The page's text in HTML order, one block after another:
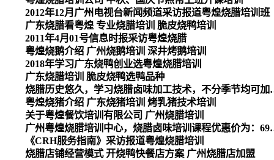
2012年12月广州电视台新闻频道采访报道粤煌烧腊培训班
广东烧腊看粤煌 专业烧腊培训 脆皮烧鸭培训
2011年4月01号信息时报采访粤煌烧腊
粤煌烧鹅介绍 广州烧鹅培训 深井烤鹅培训
2018年学习广东烧鸭创业选粤煌烧腊培训
广东烧腊培训 脆皮烧鸭选鸭品种
烧腊历史悠久，学习
粤煌烧猪介绍 广东烧猪培训 烤乳猪技术培训
关于粤煌餐饮培训有限公司 广州烧腊培训
广州粤煌烧腊培训中心，烧腊卤味培训课程优惠价为：6980元
《CRH服务指南》采访报道粤煌烧腊培训
烧腊店铺经营模式 开烧鸭快餐店方案 广州烧腊店加盟